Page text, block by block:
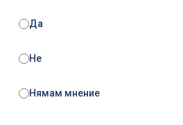
Да
Не
Нямам мнение